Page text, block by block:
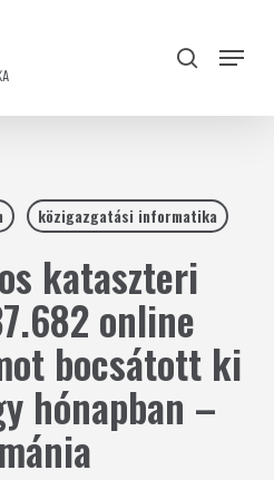
search
Menu
közigazgatási informatika
kataszteri
online
bocsátott ki
hónapban –
Close